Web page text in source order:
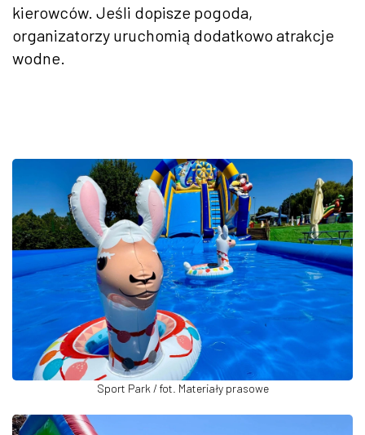
kierowców. Jeśli dopisze pogoda,
organizatorzy uruchomią dodatkowo atrakcje
wodne.
Sport Park / fot. Materiały prasowe